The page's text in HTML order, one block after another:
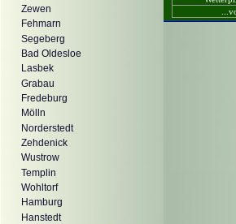
Zewen
Fehmarn
Segeberg
Bad Oldesloe
Lasbek
Grabau
Fredeburg
Mölln
Norderstedt
Zehdenick
Wustrow
Templin
Wohltorf
Hamburg
Hanstedt